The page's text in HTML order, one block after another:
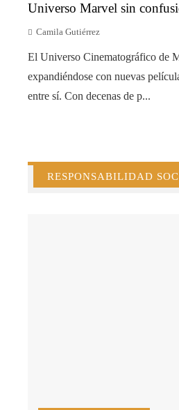
Universo Marvel sin
Camila Gutiérrez
El Universo Cinematográfico de
expandiéndose con nuevas
entre sí. Con decenas de p...
RESPONSABILIDAD